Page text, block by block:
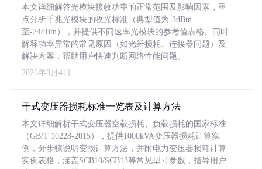
本文详细解答光模块接收功率的正常范围及影响因素，重
点分析千兆光模块的收光标准（典型值为-3dBm
至-24dBm），并提供不同速率光模块的参考值表格。同时
解释功率异常的常见原因（如光纤损耗、连接器问题）及
解决方案，帮助用户快速判断网络性能问题。
2026年8月4日
干式变压器损耗标准一览表及计算方法
本文详细解析干式变压器空载损耗、负载损耗的国家标准
（GB/T 10228-2015），提供1000kVA变压器损耗计算实
例，分步骤说明变损计算方法，并附电力变压器损耗计算
实例表格，涵盖SCB10/SCB13等常见型号参数，指导用户